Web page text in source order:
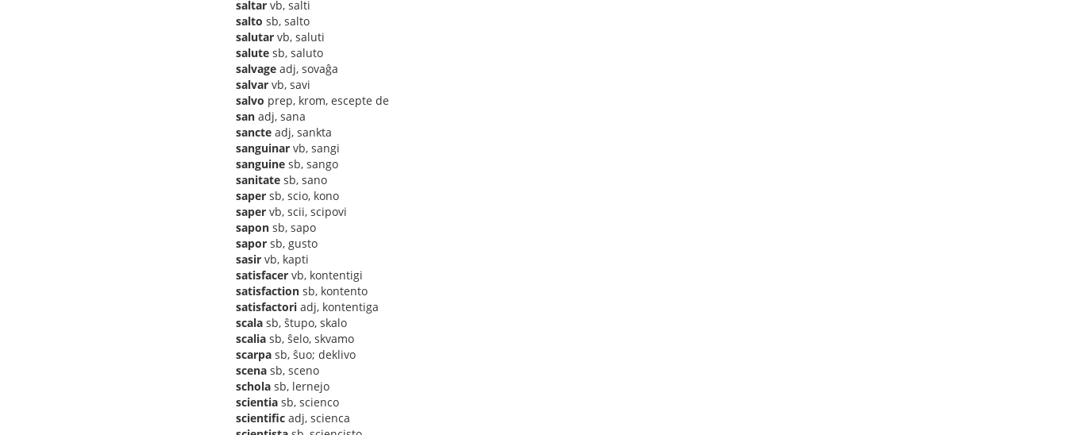
saltar vb, salti
salto sb, salto
salutar vb, saluti
salute sb, saluto
salvage adj, sovaĝa
salvar vb, savi
salvo prep, krom, escepte de
san adj, sana
sancte adj, sankta
sanguinar vb, sangi
sanguine sb, sango
sanitate sb, sano
saper sb, scio, kono
saper vb, scii, scipovi
sapon sb, sapo
sapor sb, gusto
sasir vb, kapti
satisfacer vb, kontentigi
satisfaction sb, kontento
satisfactori adj, kontentiga
scala sb, ŝtupo, skalo
scalia sb, ŝelo, skvamo
scarpa sb, ŝuo; deklivo
scena sb, sceno
schola sb, lernejo
scientia sb, scienco
scientific adj, scienca